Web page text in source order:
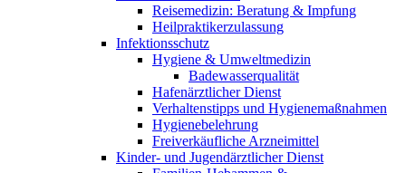
Reisemedizin: Beratung & Impfung
Heilpraktikerzulassung
Infektionsschutz
Hygiene & Umweltmedizin
Badewasserqualität
Hafenärztlicher Dienst
Verhaltenstipps und Hygienemaßnahmen
Hygienebelehrung
Freiverkäufliche Arzneimittel
Kinder- und Jugendärztlicher Dienst